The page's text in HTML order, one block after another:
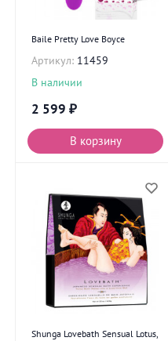
Baile Pretty Love Boyce
Артикул: 11459
В наличии
2 599 ₽
В корзину
Shunga Lovebath Sensual Lotus,